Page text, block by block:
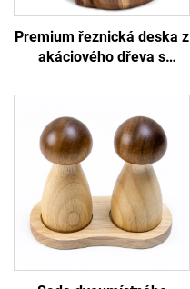
Premium řeznická deska z
akáciového dřeva s